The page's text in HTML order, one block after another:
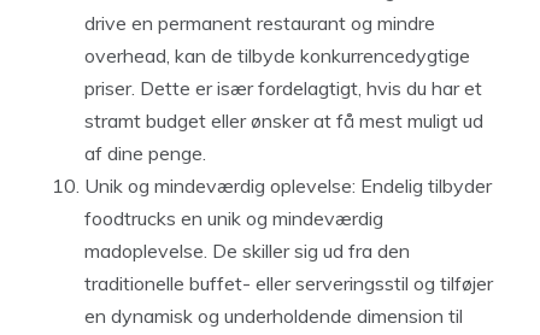
drive en permanent restaurant og mindre
overhead, kan de tilbyde konkurrencedygtige
priser. Dette er især fordelagtigt, hvis du har et
stramt budget eller ønsker at få mest muligt ud
af dine penge.
Unik og mindeværdig oplevelse: Endelig tilbyder
foodtrucks en unik og mindeværdig
madoplevelse. De skiller sig ud fra den
traditionelle buffet- eller serveringsstil og tilføjer
en dynamisk og underholdende dimension til